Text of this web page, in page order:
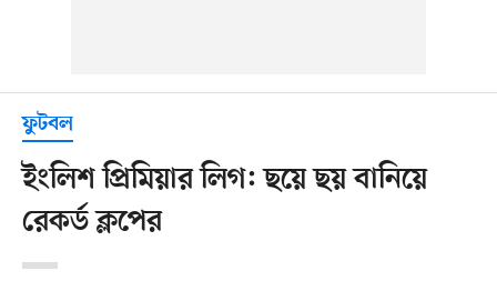
ফুটবল
ইংলিশ প্রিমিয়ার লিগ: ছয়ে ছয় বানিয়ে
রেকর্ড ক্লপের